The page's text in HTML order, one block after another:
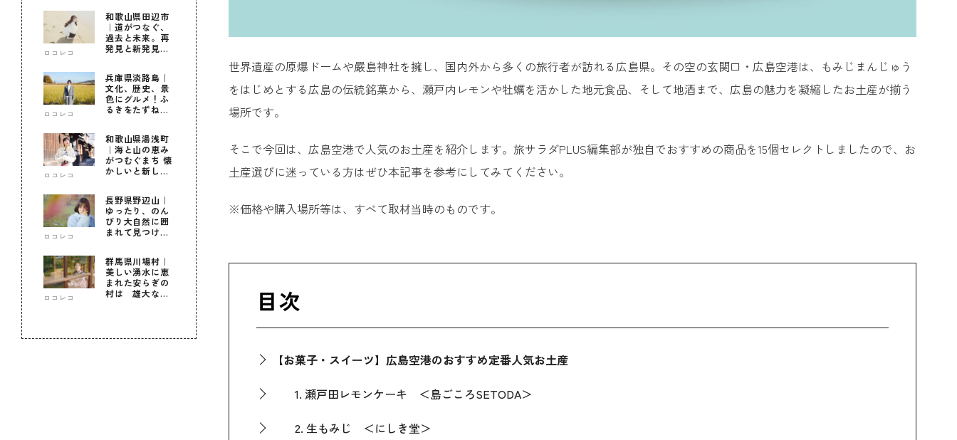
ロコレコ
和歌山県田辺市
｜道がつなぐ、
過去と未来。再
発見と新発見の
ロコレコ
兵庫県淡路島｜
文化、歴史、景
色にグルメ！ふ
るきをたずねて
ロコレコ
和歌山県湯浅町
｜海と山の恵み
がつむぐまち 懐
かしいと新しい
ロコレコ
長野県野辺山｜
ゆったり、のん
びり大自然に囲
まれて見つけ
ロコレコ
群馬県川場村｜
美しい湧水に恵
まれた安らぎの
村は 雄大な自
世界遺産の原爆ドームや嚴島神社を擁し、国内外から多くの旅行者が訪れる広島県。その空の玄関口・広島空港は、もみじまんじゅう
をはじめとする広島の伝統銘菓から、瀬戸内レモンや牡蠣を活かした地元食品、そして地酒まで、広島の魅力を凝縮したお土産が揃う
場所です。
そこで今回は、広島空港で人気のお土産を紹介します。旅サラダPLUS編集部が独自でおすすめの商品を15個セレクトしましたので、お
土産選びに迷っている方はぜひ本記事を参考にしてみてください。
※価格や購入場所等は、すべて取材当時のものです。
目次
【お菓子・スイーツ】広島空港のおすすめ定番人気お土産
1. 瀬戸田レモンケーキ ＜島ごころSETODA＞
2. 生もみじ ＜にしき堂＞